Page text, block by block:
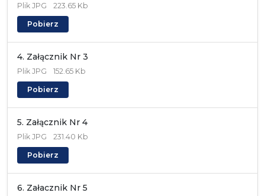
Plik JPG 223.65 Kb
Pobierz
4. Załącznik Nr 3
Plik JPG 152.65 Kb
Pobierz
5. Załącznik Nr 4
Plik JPG 231.40 Kb
Pobierz
6. Załacznik Nr 5